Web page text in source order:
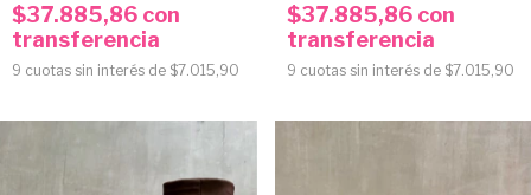
$37.885,86 con
transferencia
9 cuotas sin interés de $7.015,90
$37.885,86 con
transferencia
9 cuotas sin interés de $7.015,90